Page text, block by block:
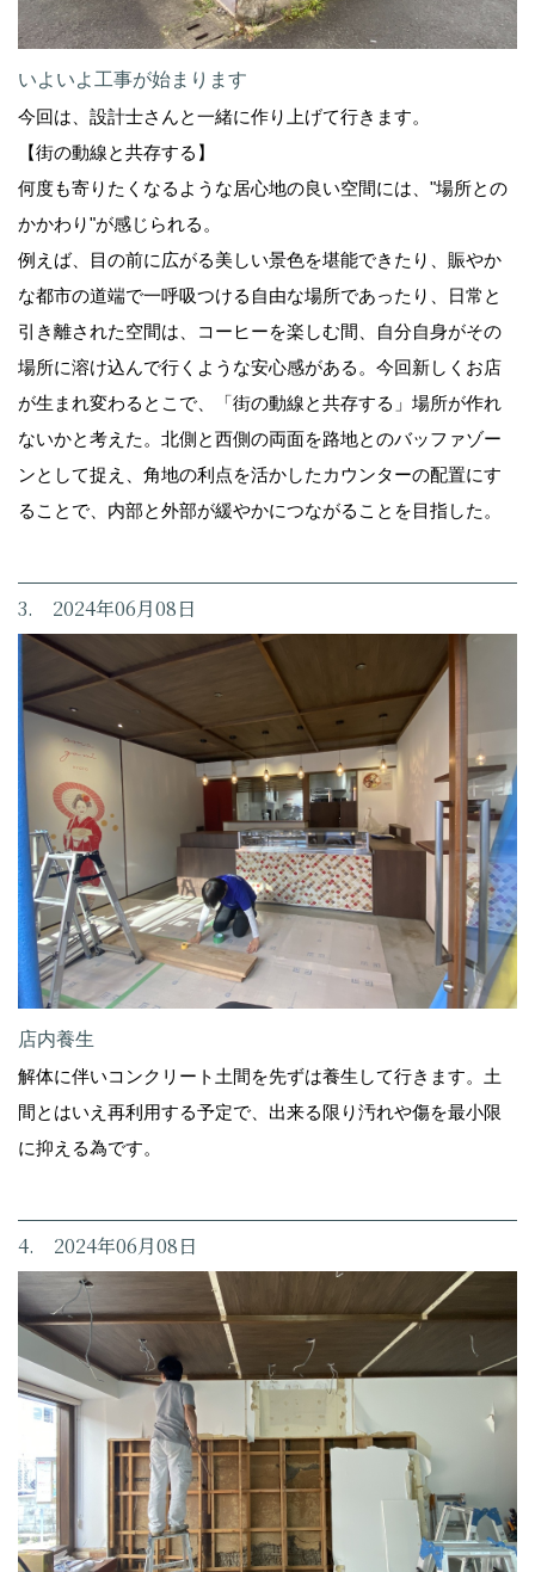
いよいよ工事が始まります
今回は、設計士さんと一緒に作り上げて行きます。
【街の動線と共存する】
何度も寄りたくなるような居心地の良い空間には、"場所との
かかわり"が感じられる。
例えば、目の前に広がる美しい景色を堪能できたり、賑やか
な都市の道端で一呼吸つける自由な場所であったり、日常と
引き離された空間は、コーヒーを楽しむ間、自分自身がその
場所に溶け込んで行くような安心感がある。今回新しくお店
が生まれ変わるとこで、「街の動線と共存する」場所が作れ
ないかと考えた。北側と西側の両面を路地とのバッファゾー
ンとして捉え、角地の利点を活かしたカウンターの配置にす
ることで、内部と外部が緩やかにつながることを目指した。
3. 2024年06月08日
店内養生
解体に伴いコンクリート土間を先ずは養生して行きます。土
間とはいえ再利用する予定で、出来る限り汚れや傷を最小限
に抑える為です。
4. 2024年06月08日